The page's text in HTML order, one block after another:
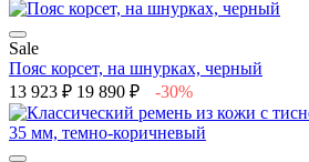
Sale
Пояс корсет, на шнурках, черный
13 923 ₽ 19 890 ₽ -30%